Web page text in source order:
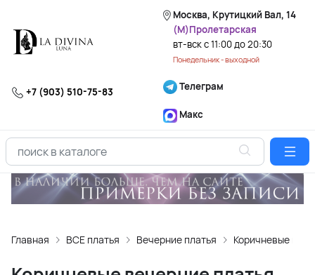
Москва, Крутицкий Вал, 14
(М)Пролетарская
вт-вск с 11:00 до 20:30
Понедельник - выходной
+7 (903) 510-75-83 Телеграм
Макс
Главная ВСЕ платья Вечерние платья Коричневые